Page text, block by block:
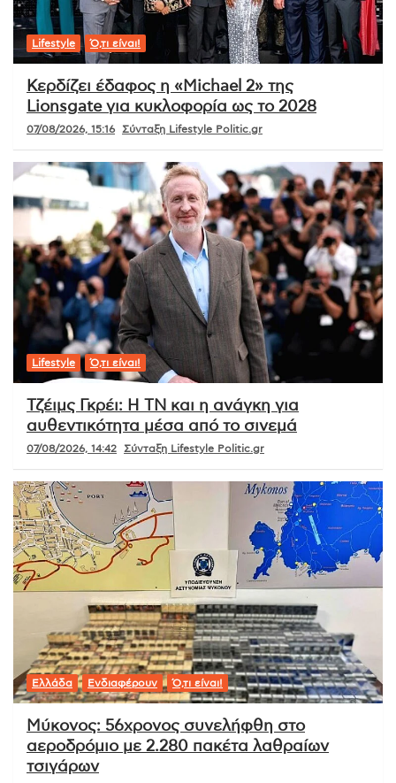
Lifestyle Ό,τι είναι!
Κερδίζει έδαφος η «Michael 2» της
Lionsgate για κυκλοφορία ως το 2028
07/08/2026, 15:16 Σύνταξη Lifestyle Politic.gr
Lifestyle Ό,τι είναι!
Τζέιμς Γκρέι: Η ΤΝ και η ανάγκη για
αυθεντικότητα μέσα από το σινεμά
07/08/2026, 14:42 Σύνταξη Lifestyle Politic.gr
Ελλάδα Ενδιαφέρουν Ό,τι είναι!
Μύκονος: 56χρονος συνελήφθη στο
αεροδρόμιο με 2.280 πακέτα λαθραίων
τσιγάρων